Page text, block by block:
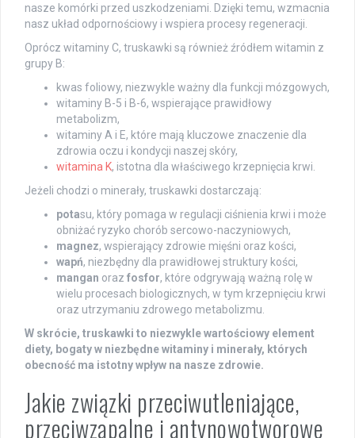
nasze komórki przed uszkodzeniami. Dzięki temu, wzmacnia
nasz układ odpornościowy i wspiera procesy regeneracji.
Oprócz witaminy C, truskawki są również źródłem witamin z
grupy B:
kwas foliowy, niezwykle ważny dla funkcji mózgowych,
witaminy B-5 i B-6, wspierające prawidłowy
metabolizm,
witaminy A i E, które mają kluczowe znaczenie dla
zdrowia oczu i kondycji naszej skóry,
witamina K, istotna dla właściwego krzepnięcia krwi.
Jeżeli chodzi o minerały, truskawki dostarczają:
potasu, który pomaga w regulacji ciśnienia krwi i może
obniżać ryzyko chorób sercowo-naczyniowych,
magnez, wspierający zdrowie mięśni oraz kości,
wapń, niezbędny dla prawidłowej struktury kości,
mangan oraz fosfor, które odgrywają ważną rolę w
wielu procesach biologicznych, w tym krzepnięciu krwi
oraz utrzymaniu zdrowego metabolizmu.
W skrócie, truskawki to niezwykle wartościowy element
diety, bogaty w niezbędne witaminy i minerały, których
obecność ma istotny wpływ na nasze zdrowie.
Jakie związki przeciwutleniające,
przeciwzapalne i antynowotworowe